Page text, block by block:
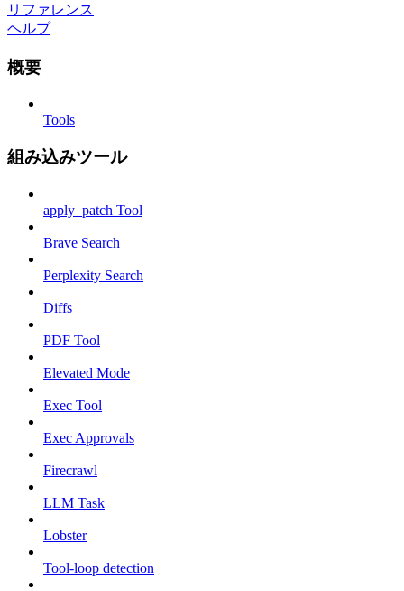
リファレンス
ヘルプ
概要
Tools
組み込みツール
apply_patch Tool
Brave Search
Perplexity Search
Diffs
PDF Tool
Elevated Mode
Exec Tool
Exec Approvals
Firecrawl
LLM Task
Lobster
Tool-loop detection